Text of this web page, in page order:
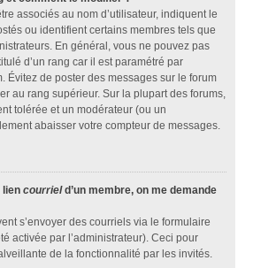
associés au nom d’utilisateur, indiquent le
ou identifient certains membres tels que
En général, vous ne pouvez pas
d’un rang car il est paramétré par
Évitez de poster des messages sur le forum
au rang supérieur. Sur la plupart des forums,
tolérée et un modérateur (ou un
abaisser votre compteur de messages.
lien courrield’un membre, on me demande
s’envoyer des courriels via le formulaire
activée par l’administrateur). Ceci pour
de la fonctionnalité par les invités.